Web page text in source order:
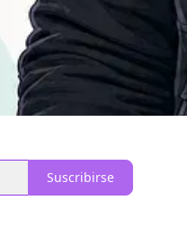
Suscribirse